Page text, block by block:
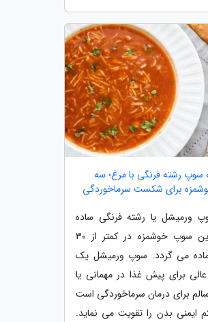
سوپ رشته فرنگی با مرغ؛ سه
برای شکست سرماخوردگی
ورمیشل یا رشته فرنگی ساده
است. این سوپ خوشمزه در کمتر از 30
می گردد. سوپ ورمیشل یک
برای پیش غذا در مهمانی یا
برای درمان سرماخوردگی است
ایمنی بدن را تقویت می نماید.